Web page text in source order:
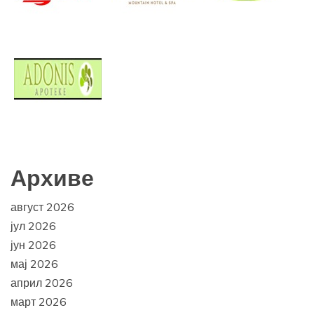
Архиве
август 2026
јул 2026
јун 2026
мај 2026
април 2026
март 2026